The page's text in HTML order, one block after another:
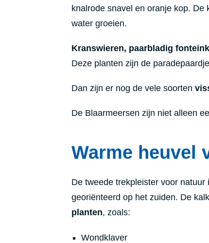
knalrode snavel en oranje kop. De
water groeien.
Kranswieren, paarbladig
Deze planten zijn de
Dan zijn er nog de vele soorten
De Blaarmeersen zijn niet alleen
Warme heuvel
De tweede trekpleister voor
georiënteerd op het zuiden. De
planten, zoals:
Wondklaver